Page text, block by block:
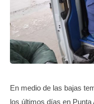
TRANSPARENCIA
En medio de las bajas
los últimos días en Punta